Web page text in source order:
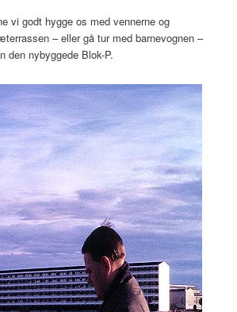
vi godt hygge os med vennerne og
– eller gå tur med barnevognen –
den nybyggede Blok-P.